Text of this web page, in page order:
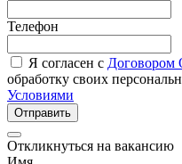
Телефон
Я согласен с Договором
обработку своих
Условиями
Отправить
Откликнуться на вакансию